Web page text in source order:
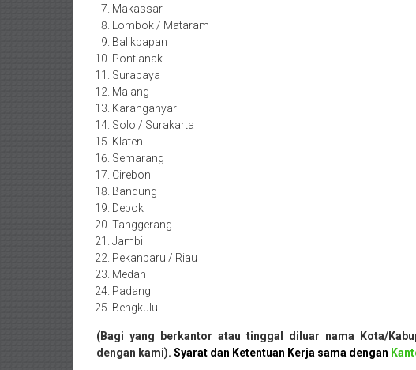
Ungaran,
Pontianak,
Bandung,
Kendari,
Riau,
Pekanbaru,
Bengkulu,
Mukomuko,
Gunung
Kidul,
Kulon
Progo,
Makassar
Lombok / Mataram
Balikpapan
Pontianak
Surabaya
Malang
Karanganyar
Solo / Surakarta
Klaten
Semarang
Cirebon
Bandung
Depok
Tanggerang
Jambi
Pekanbaru / Riau
Medan
Padang
Bengkulu
(Bagi yang berkantor atau tinggal diluar nama Kota/
dengan kami). Syarat dan Ketentuan Kerja sama dengan